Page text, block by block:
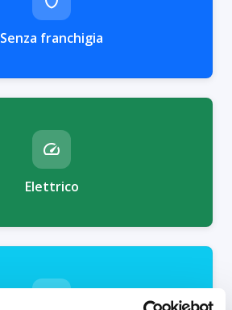
Senza franchigia
Elettrico